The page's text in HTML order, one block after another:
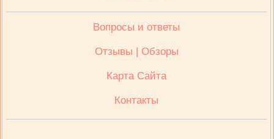
Вопросы и ответы
Отзывы | Обзоры
Карта Сайта
Контакты